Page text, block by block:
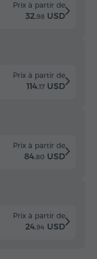
Prix à partir de
32.98 USD
Prix à partir de
114.17 USD
Prix à partir de
84.80 USD
Prix à partir de
24.94 USD